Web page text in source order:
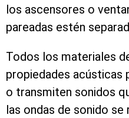
los ascensores o
pareadas estén
Todos los materiales
propiedades acústicas
o transmiten sonidos
las ondas de sonido se